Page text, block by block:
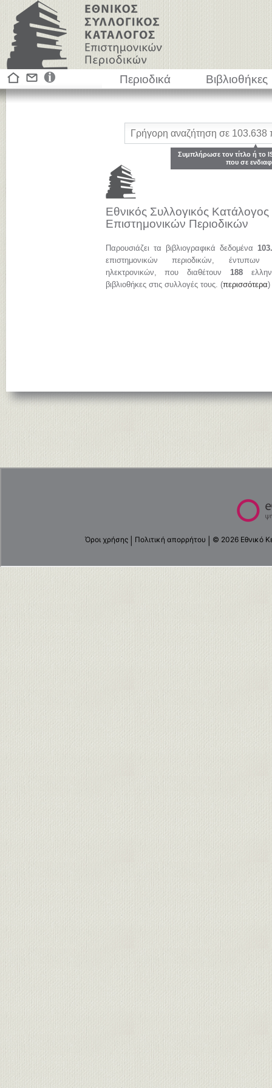
Περιοδικά Βιβλιοθήκες
Εθνικός Συλλογικός Κατάλογος
Επιστημονικών Περιοδικών
Παρουσιάζει τα βιβλιογραφικά δεδομένα
επιστημονικών περιοδικών, έντυπων
ηλεκτρονικών, που διαθέτουν 188
βιβλιοθήκες στις συλλογές τους. (περισσότερα)
Συμπλήρωσε τον τίτλο ή το
που σε